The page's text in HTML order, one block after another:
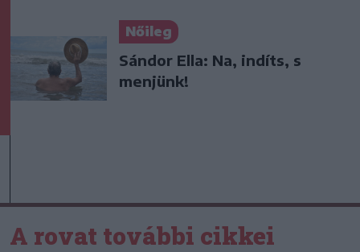
Nőileg
Sándor Ella: Na, indíts, s
menjünk!
A rovat további cikkei